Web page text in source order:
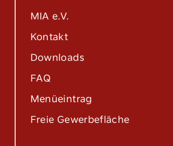
MIA e.V.
Kontakt
Downloads
FAQ
Menüeintrag
Freie Gewerbefläche